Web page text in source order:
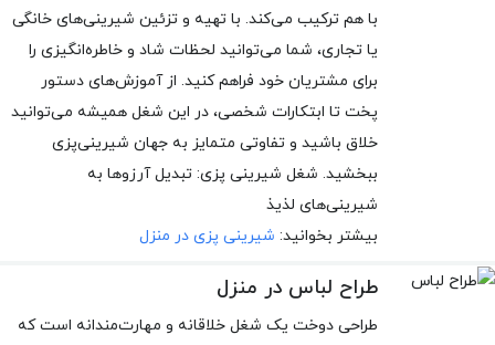
با هم ترکیب می‌کند. با تهیه و تزئین شیرینی‌های خانگی
یا تجاری، شما می‌توانید لحظات شاد و خاطره‌انگیزی را
برای مشتریان خود فراهم کنید. از آموزش‌های دستور
پخت تا ابتکارات شخصی، در این شغل همیشه می‌توانید
خلاق باشید و تفاوتی متمایز به جهان شیرینی‌پزی
ببخشید. شغل شیرینی پزی: تبدیل آرزوها به
شیرینی‌های لذیذ
بیشتر بخوانید: شیرینی پزی در منزل
طراح لباس در منزل
طراحی دوخت یک شغل خلاقانه و مهارت‌مندانه است که